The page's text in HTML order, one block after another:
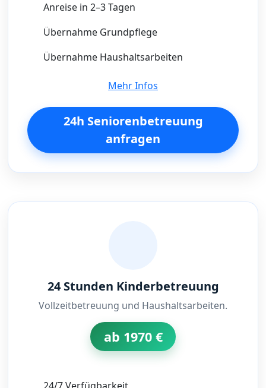
Anreise in 2–3 Tagen
Übernahme Grundpflege
Übernahme Haushaltsarbeiten
Mehr Infos
24h Seniorenbetreuung
anfragen
24 Stunden Kinderbetreuung
Vollzeitbetreuung und Haushaltsarbeiten.
ab 1970 €